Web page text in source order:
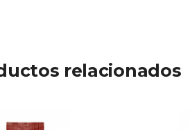
relacionados